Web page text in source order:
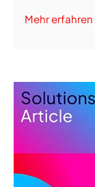
Mehr erfahren